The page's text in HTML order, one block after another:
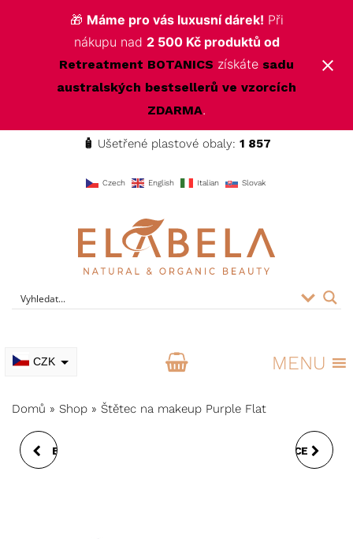
🎁 Máme pro vás luxusní dárek! Při
nákupu nad 2 500 Kč produktů od
Retreatment BOTANICS získáte sadu
australských bestsellerů ve vzorcích
ZDARMA.
🧴 Ušetřené plastové obaly: 1 857
Czech English Italian Slovak
ELABELA Beauty Kvalitní kosmetika pro vás
CZK MENU
Domů » Shop » Štětec na makeup Purple Flat
BRONZER V TYČINCE BACHOVY BIO ESENCE